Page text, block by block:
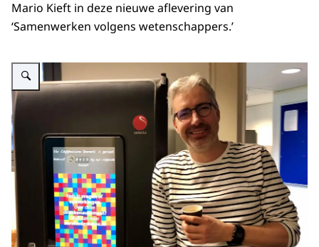
Mario Kieft in deze nieuwe aflevering van
‘Samenwerken volgens wetenschappers.’
Vergroot afbeelding Mario Kieft naast een koffieautomaat